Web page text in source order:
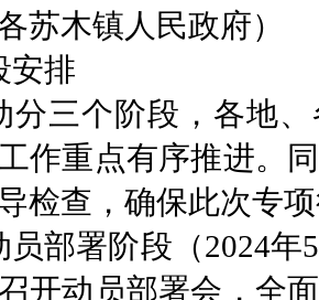
苏木镇人民政府）
安排
分三个阶段，各地
作重点有序推进。
检查，确保此次专
员部署阶段（2024年
开动员部署会，全